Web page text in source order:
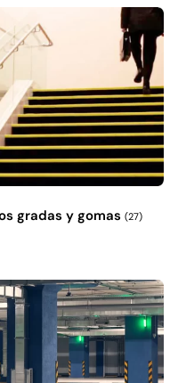
gradas y gomas (27)